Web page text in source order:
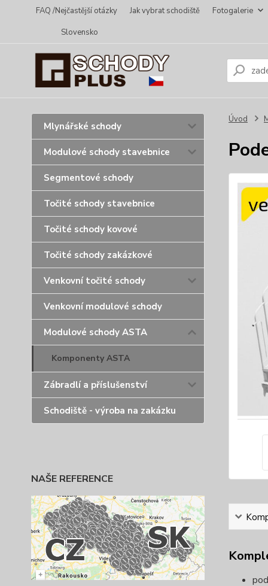
FAQ /Nejčastější otázky Jak vybrat schodiště Fotogalerie
Slovensko
Mlynářské schody
Modulové schody stavebnice
Segmentové schody
Točité schody stavebnice
Točité schody kovové
Točité schody zakázkové
Venkovní točité schody
Venkovní modulové schody
Modulové schody ASTA
Komponenty ASTA
Zábradlí a příslušenství
Schodiště - výroba na zakázku
NAŠE REFERENCE
Úvod